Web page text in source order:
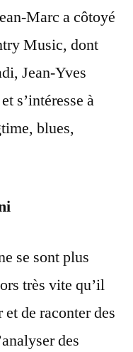
Marc a côtoyé
Music, dont
Jean-Yves
s’intéresse à
blues,
se sont plus
très vite qu’il
de raconter des
des